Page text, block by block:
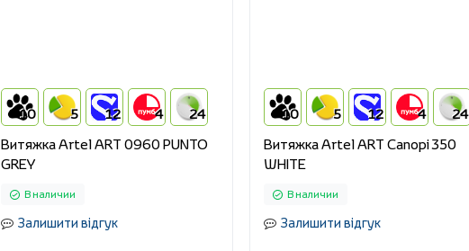
10 5 12 4 24
Витяжка Artel ART 0960 PUNTO
GREY
В наличии
Залишити відгук
10 5 12 4 24
Витяжка Artel ART Canopi 350
WHITE
В наличии
Залишити відгук